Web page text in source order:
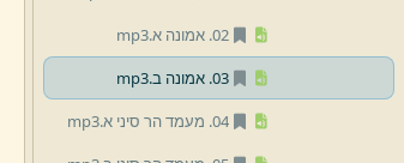
02. אמונה א.mp3
03. אמונה ב.mp3
04. מעמד הר סיני א.mp3